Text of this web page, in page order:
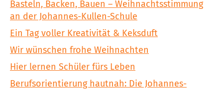
Basteln, Backen, Bauen – Weihnachtsstimmung
an der Johannes-Kullen-Schule
Ein Tag voller Kreativität & Keksduft
Wir wünschen frohe Weihnachten
Hier lernen Schüler fürs Leben
Berufsorientierung hautnah: Die Johannes-